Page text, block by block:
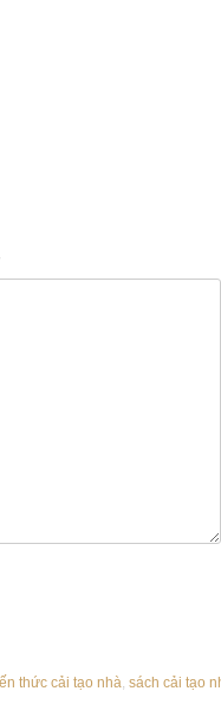
thức cải tạo nhà sách cải tạo